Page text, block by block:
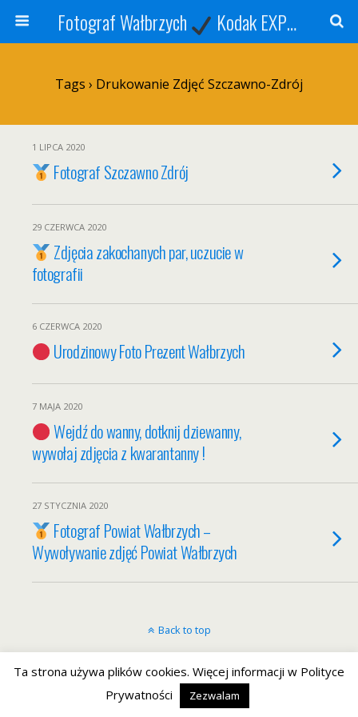
Fotograf Wałbrzych Kodak EXPRESS
Tags › Drukowanie Zdjęć Szczawno-Zdrój
1 LIPCA 2020
Fotograf Szczawno Zdrój
29 CZERWCA 2020
Zdjęcia zakochanych par, uczucie w
fotografii
6 CZERWCA 2020
Urodzinowy Foto Prezent Wałbrzych
7 MAJA 2020
Wejdź do wanny, dotknij dziewanny,
wywołaj zdjęcia z kwarantanny !
27 STYCZNIA 2020
Fotograf Powiat Wałbrzych –
Wywoływanie zdjęć Powiat Wałbrzych
Back to top
Mobile Desktop
Ta strona używa plików cookies. Więcej informacji w Polityce
Prywatności
Zezwalam